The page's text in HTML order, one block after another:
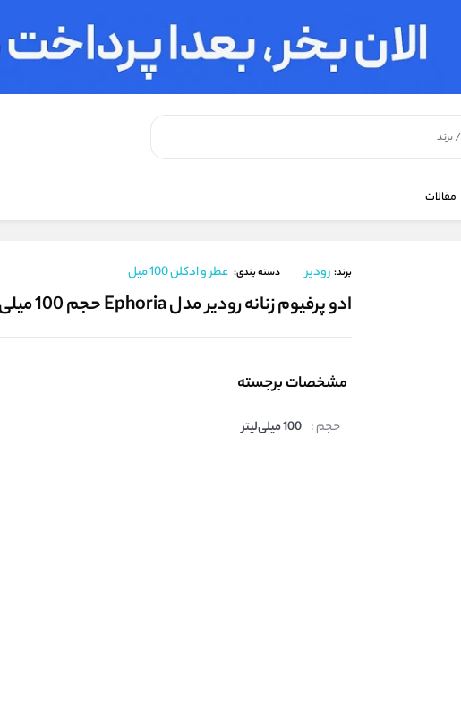
مقالات
برند: رودیر دسته بندی: عطر و ادکلن 100 میل
ادو پرفیوم زنانه رودیر مدل Ephoria حجم 100 میلی لیتر
مشخصات برجسته
حجم : 100 میلی‌لیتر